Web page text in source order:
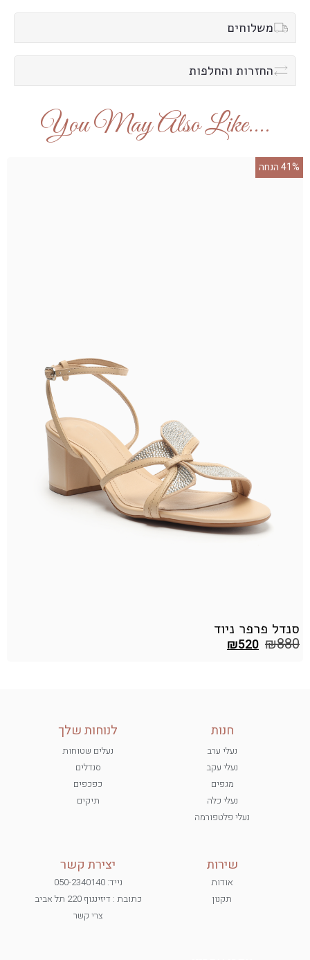
משלוחים
החזרות והחלפות
....you May Also Like
41% הנחה
סנדל פרפר ניוד
₪880
₪520
חנות
נעלי ערב
נעלי עקב
מגפים
נעלי כלה
נעלי פלטפורמה
לנוחות שלך
נעלים שטוחות
סנדלים
כפכפים
תיקים
שירות
אודות
תקנון
יצירת קשר
נייד: 050-2340140
כתובת : דיזינגוף 220 תל אביב
צרי קשר